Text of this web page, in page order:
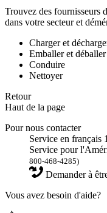
Trouvez des fournisseurs
dans votre secteur et
Charger et
Emballer et déballer
Conduire
Nettoyer
Retour
Haut de la page
Pour nous contacter
Service en français
Service pour
800-468-4285)
Demander à
Vous avez besoin d'aide?